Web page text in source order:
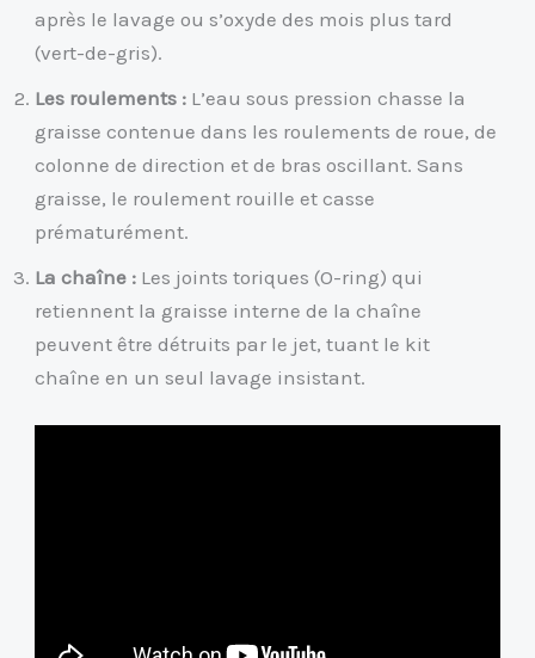
après le lavage ou s’oxyde des mois plus tard
(vert-de-gris).
Les roulements : L’eau sous pression chasse la
graisse contenue dans les roulements de roue, de
colonne de direction et de bras oscillant. Sans
graisse, le roulement rouille et casse
prématurément.
La chaîne : Les joints toriques (O-ring) qui
retiennent la graisse interne de la chaîne
peuvent être détruits par le jet, tuant le kit
chaîne en un seul lavage insistant.